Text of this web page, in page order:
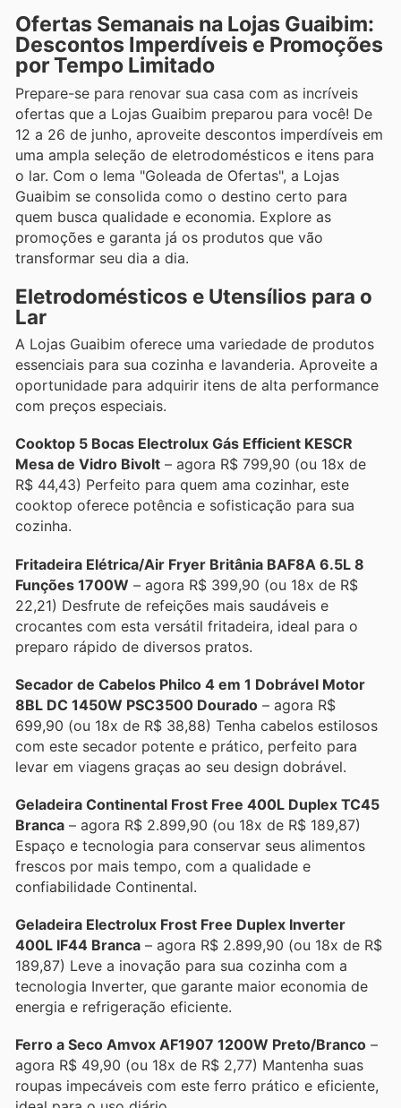
Ofertas Semanais na Lojas Guaibim:
Descontos Imperdíveis e Promoções
por Tempo Limitado
Prepare-se para renovar sua casa com as incríveis
ofertas que a Lojas Guaibim preparou para você! De
12 a 26 de junho, aproveite descontos imperdíveis em
uma ampla seleção de eletrodomésticos e itens para
o lar. Com o lema "Goleada de Ofertas", a Lojas
Guaibim se consolida como o destino certo para
quem busca qualidade e economia. Explore as
promoções e garanta já os produtos que vão
transformar seu dia a dia.
Eletrodomésticos e Utensílios para o
Lar
A Lojas Guaibim oferece uma variedade de produtos
essenciais para sua cozinha e lavanderia. Aproveite a
oportunidade para adquirir itens de alta performance
com preços especiais.
Cooktop 5 Bocas Electrolux Gás Efficient KESCR
Mesa de Vidro Bivolt – agora R$ 799,90 (ou 18x de
R$ 44,43) Perfeito para quem ama cozinhar, este
cooktop oferece potência e sofisticação para sua
cozinha.
Fritadeira Elétrica/Air Fryer Britânia BAF8A 6.5L 8
Funções 1700W – agora R$ 399,90 (ou 18x de R$
22,21) Desfrute de refeições mais saudáveis e
crocantes com esta versátil fritadeira, ideal para o
preparo rápido de diversos pratos.
Secador de Cabelos Philco 4 em 1 Dobrável Motor
8BL DC 1450W PSC3500 Dourado – agora R$
699,90 (ou 18x de R$ 38,88) Tenha cabelos estilosos
com este secador potente e prático, perfeito para
levar em viagens graças ao seu design dobrável.
Geladeira Continental Frost Free 400L Duplex TC45
Branca – agora R$ 2.899,90 (ou 18x de R$ 189,87)
Espaço e tecnologia para conservar seus alimentos
frescos por mais tempo, com a qualidade e
confiabilidade Continental.
Geladeira Electrolux Frost Free Duplex Inverter
400L IF44 Branca – agora R$ 2.899,90 (ou 18x de R$
189,87) Leve a inovação para sua cozinha com a
tecnologia Inverter, que garante maior economia de
energia e refrigeração eficiente.
Ferro a Seco Amvox AF1907 1200W Preto/Branco –
agora R$ 49,90 (ou 18x de R$ 2,77) Mantenha suas
roupas impecáveis com este ferro prático e eficiente,